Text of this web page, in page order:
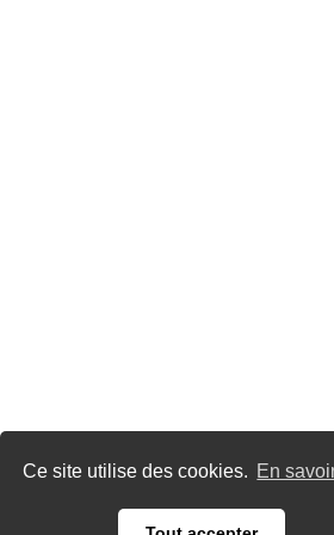
Ce site utilise des cookies. En